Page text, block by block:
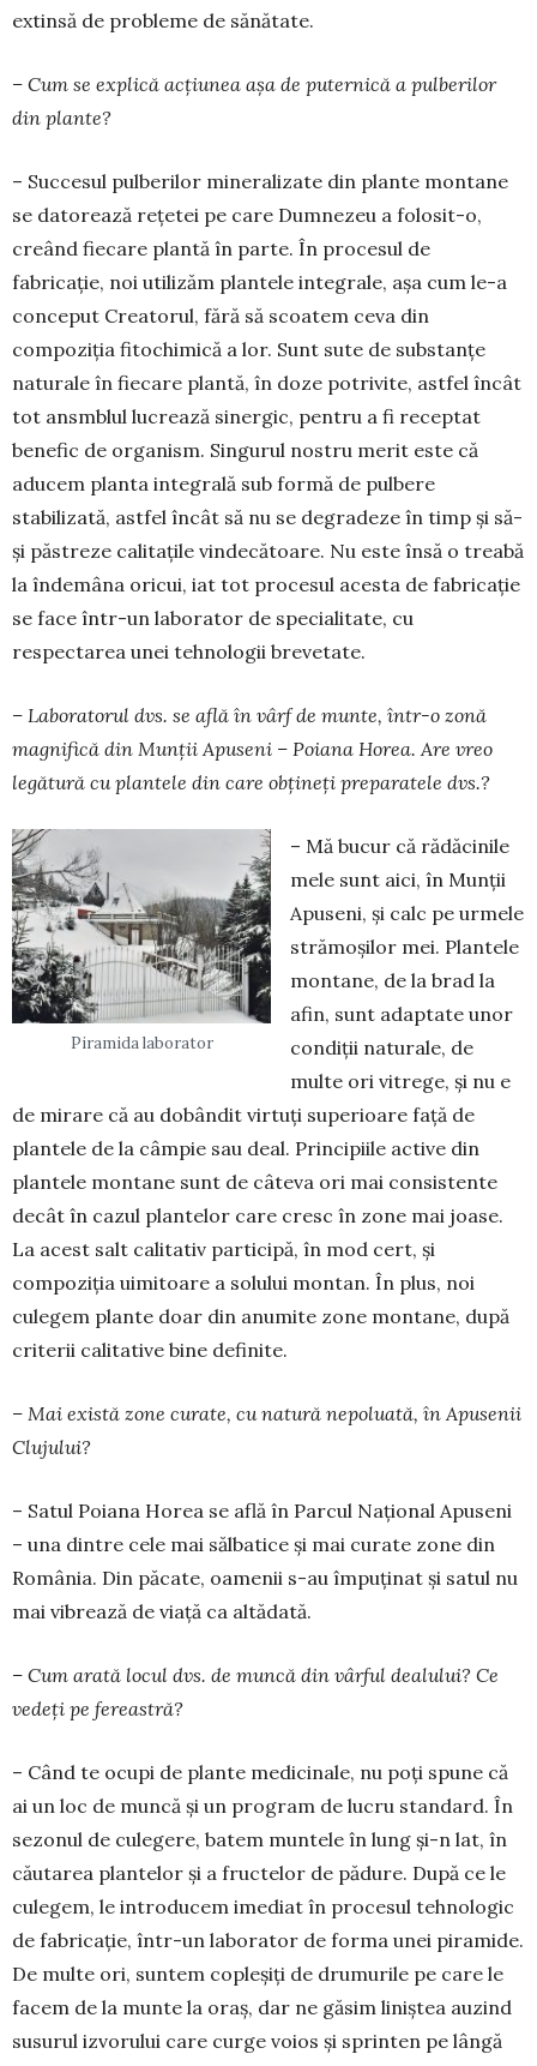
extinsă de probleme de ­sănătate.
– Cum se explică acțiunea așa de puternică a pulberilor
din plante?
– Succesul pulberilor mineralizate din plante montane
se datorează rețetei pe care Dumnezeu a folosit-o,
creând fiecare plantă în parte. În procesul de
fabricație, noi utilizăm plantele integrale, așa cum le-a
conceput Creatorul, fără să scoatem ceva din
compoziția fitochimică a lor. Sunt sute de substanțe
naturale în fiecare plantă, în doze potrivite, astfel încât
tot ansmblul lucrează sinergic, pentru a fi receptat
benefic de organism. Singurul nostru merit este că
aducem planta integrală sub formă de pulbere
stabilizată, astfel încât să nu se degradeze în timp și să-
și păstreze calitațile vindecătoare. Nu este însă o treabă
la îndemâna oricui, iat tot procesul acesta de fabricație
se face într-un laborator de specialitate, cu
respectarea unei tehnologii brevetate.
– Laboratorul dvs. se află în vârf de mun­te, într-o zonă
magnifică din Munții Apuseni – Poiana Horea. Are vreo
legătură cu plantele din care obțineți preparatele dvs.?
Piramida laborator
– Mă bucur că rădăcinile
mele sunt aici, în Munții
Apuseni, și calc pe urmele
strămoșilor mei. Plantele
montane, de la brad la
afin, sunt adaptate unor
condiții naturale, de
multe ori vitrege, și nu e
de mirare că au dobândit virtuți superioare față de
plantele de la câmpie sau deal. Principiile active din
plantele montane sunt de câteva ori mai consistente
decât în cazul plantelor care cresc în zone mai joase.
La acest salt calitativ participă, în mod cert, și
compoziția uimitoare a solului montan. În plus, noi
culegem plante doar din anumite zone montane, după
criterii calitative bine definite.
– Mai există zone curate, cu natură nepoluată, în Apusenii
Clujului?
– Satul Poiana Horea se află în Parcul Național Apuseni
– una dintre cele mai sălbatice și mai curate zone din
România. Din păcate, oamenii s-au împuținat și satul nu
mai vibrează de viață ca altădată.
– Cum arată locul dvs. de muncă din vârful dea­lului? Ce
vedeți pe fereastră?
– Când te ocupi de plante medicinale, nu poți spune că
ai un loc de muncă și un program de lucru standard. În
sezonul de culegere, batem muntele în lung și-n lat, în
căutarea plantelor și a fructelor de pădure. După ce le
culegem, le introducem imediat în procesul tehnologic
de fabricație, într-un laborator de forma unei piramide.
De multe ori, suntem copleșiți de drumurile pe care le
facem de la munte la oraș, dar ne găsim liniștea auzind
susurul izvorului care curge voios și sprinten pe lângă